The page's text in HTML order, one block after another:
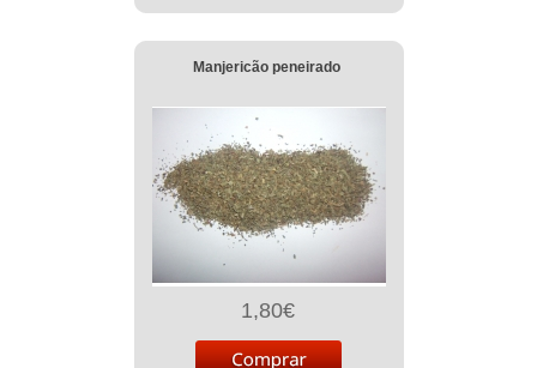
Manjericão peneirado
1,80€